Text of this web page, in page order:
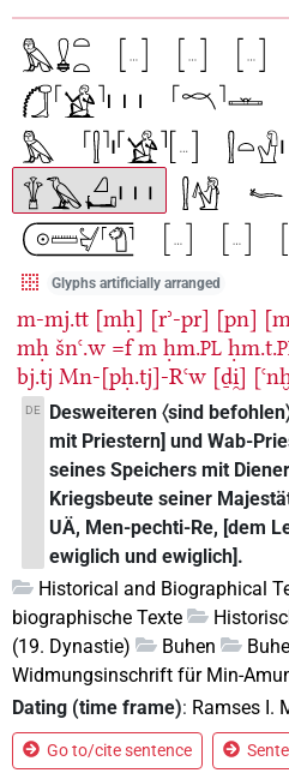
Glyphs artificially arranged
m-mj.tt [mḥ] [rʾ-pr] [pn]
mḥ šnꜥ.w =f m ḥm.PL ḥm.t.
bj.tj Mn-[pḥ.tj]-Rꜥw [ḏi̯]
DE
Desweiteren 〈sind
mit Priestern] und Wab-
seines Speichers mit
Kriegsbeute seiner
UÄ, Men-pechti-Re, [dem
ewiglich und ewiglich].
Historical and Biographical
biographische Texte
(19. Dynastie)
Buhen
Widmungsinschrift für Min-
Dating (time frame): Ramses I.
Go to/cite sentence